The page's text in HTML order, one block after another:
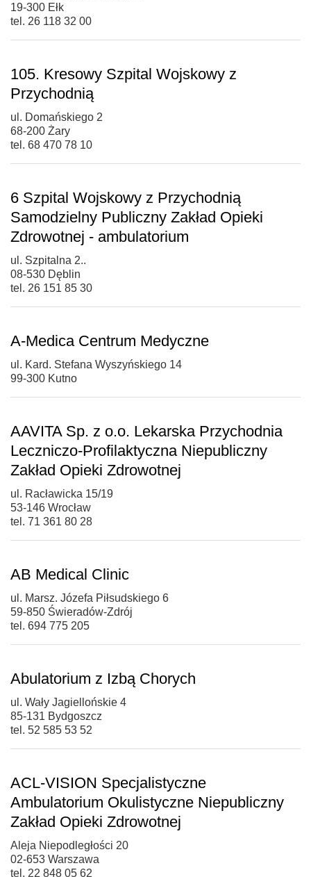
19-300 Ełk
tel. 26 118 32 00
105. Kresowy Szpital Wojskowy z
Przychodnią
ul. Domańskiego 2
68-200 Żary
tel. 68 470 78 10
6 Szpital Wojskowy z Przychodnią
Samodzielny Publiczny Zakład Opieki
Zdrowotnej - ambulatorium
ul. Szpitalna 2..
08-530 Dęblin
tel. 26 151 85 30
A-Medica Centrum Medyczne
ul. Kard. Stefana Wyszyńskiego 14
99-300 Kutno
AAVITA Sp. z o.o. Lekarska Przychodnia
Leczniczo-Profilaktyczna Niepubliczny
Zakład Opieki Zdrowotnej
ul. Racławicka 15/19
53-146 Wrocław
tel. 71 361 80 28
AB Medical Clinic
ul. Marsz. Józefa Piłsudskiego 6
59-850 Świeradów-Zdrój
tel. 694 775 205
Abulatorium z Izbą Chorych
ul. Wały Jagiellońskie 4
85-131 Bydgoszcz
tel. 52 585 53 52
ACL-VISION Specjalistyczne
Ambulatorium Okulistyczne Niepubliczny
Zakład Opieki Zdrowotnej
Aleja Niepodległości 20
02-653 Warszawa
tel. 22 848 05 62